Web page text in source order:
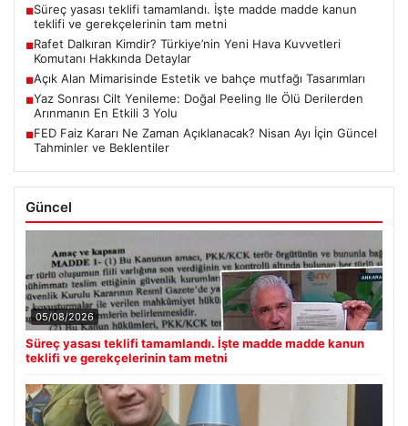
■Süreç yasası teklifi tamamlandı. İşte madde madde kanun
teklifi ve gerekçelerinin tam metni
■Rafet Dalkıran Kimdir? Türkiye’nin Yeni Hava Kuvvetleri
Komutanı Hakkında Detaylar
■Açık Alan Mimarisinde Estetik ve bahçe mutfağı Tasarımları
■Yaz Sonrası Cilt Yenileme: Doğal Peeling Ile Ölü Derilerden
Arınmanın En Etkili 3 Yolu
■FED Faiz Kararı Ne Zaman Açıklanacak? Nisan Ayı İçin Güncel
Tahminler ve Beklentiler
Güncel
05/08/2026
Süreç yasası teklifi tamamlandı. İşte madde madde kanun
teklifi ve gerekçelerinin tam metni